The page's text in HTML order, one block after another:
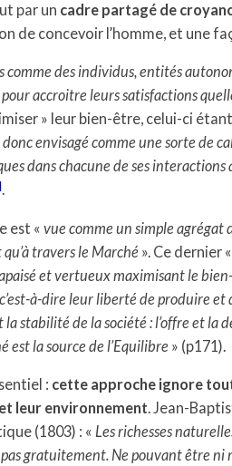
par un cadre partagé de
de concevoir l’homme, et une
comme des individus, entités
pour accroitre leurs satisfactions
» leur bien-être, celui-ci
envisagé comme une sorte de
dans chacune de ses interactions
.
est « vue comme un simple agrégat
travers le Marché ». Ce dernier
et vertueux maximisant le
à-dire leur liberté de produire et
stabilité de la société : l’offre et la
est la source de l’Equilibre » (p171).
: cette approche ignore
leur environnement. Jean-
(1803) : « Les richesses
gratuitement. Ne pouvant être ni